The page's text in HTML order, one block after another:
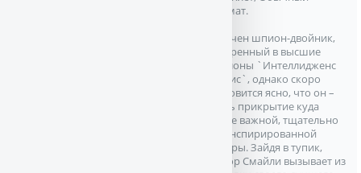
формат.
Схвачен шпион-двойник,
внедренный в высшие
эшелоны `Интеллидженс
сервис`, однако скоро
становится ясно, что он –
лишь прикрытие куда
более важной, тщательно
законспирированной
фигуры. Зайдя в тупик,
майор Смайли вызывает из